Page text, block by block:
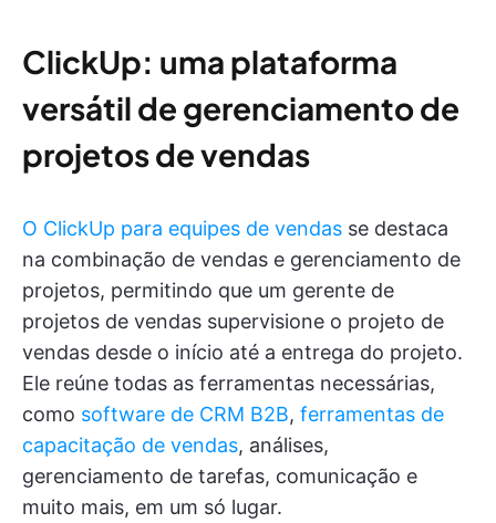
ClickUp: uma plataforma
versátil de gerenciamento de
projetos de vendas
O ClickUp para equipes de vendas se destaca
na combinação de vendas e gerenciamento de
projetos, permitindo que um gerente de
projetos de vendas supervisione o projeto de
vendas desde o início até a entrega do projeto.
Ele reúne todas as ferramentas necessárias,
como software de CRM B2B, ferramentas de
capacitação de vendas, análises,
gerenciamento de tarefas, comunicação e
muito mais, em um só lugar.